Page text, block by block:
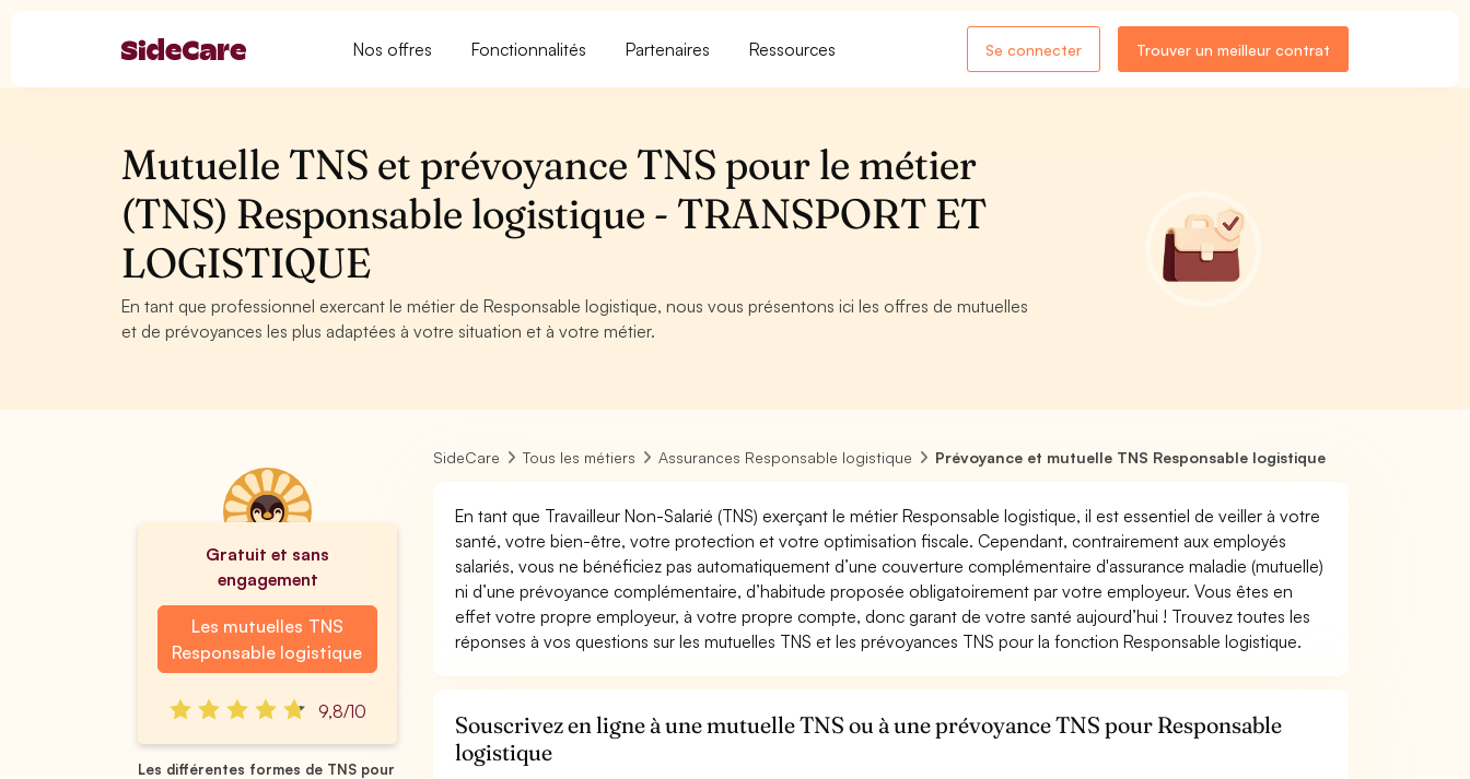
Nos offres Fonctionnalités Partenaires Ressources Se connecter Trouver un meilleur contrat
Mutuelle TNS et prévoyance TNS pour le métier
(TNS) Responsable logistique - TRANSPORT ET
LOGISTIQUE
En tant que professionnel exercant le métier de Responsable logistique, nous vous présentons ici les offres de mutuelles
et de prévoyances les plus adaptées à votre situation et à votre métier.
Gratuit et sans
engagement
Les mutuelles TNS
Responsable logistique
9,8/10
Les différentes formes de TNS pour
SideCare Tous les métiers Assurances Responsable logistique Prévoyance et mutuelle TNS Responsable logistique
En tant que Travailleur Non-Salarié (TNS) exerçant le métier Responsable logistique, il est essentiel de veiller à votre
santé, votre bien-être, votre protection et votre optimisation fiscale. Cependant, contrairement aux employés
salariés, vous ne bénéficiez pas automatiquement d’une couverture complémentaire d'assurance maladie (mutuelle)
ni d’une prévoyance complémentaire, d’habitude proposée obligatoirement par votre employeur. Vous êtes en
effet votre propre employeur, à votre propre compte, donc garant de votre santé aujourd’hui ! Trouvez toutes les
réponses à vos questions sur les mutuelles TNS et les prévoyances TNS pour la fonction Responsable logistique.
Souscrivez en ligne à une mutuelle TNS ou à une prévoyance TNS pour Responsable
logistique